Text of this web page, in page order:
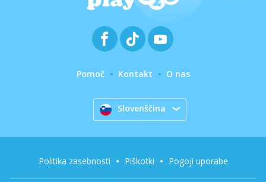
Pomoč Kontakt O nas
Slovenščina
Politika zasebnosti Piškotki Pogoji uporabe